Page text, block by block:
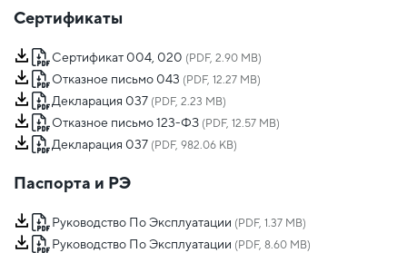
Сертификаты
Сертификат 004, 020 (PDF, 2.90 MB)
Отказное письмо 043 (PDF, 12.27 MB)
Декларация 037 (PDF, 2.23 MB)
Отказное письмо 123-ФЗ (PDF, 12.57 MB)
Декларация 037 (PDF, 982.06 KB)
Паспорта и РЭ
Руководство По Эксплуатации (PDF, 1.37 MB)
Руководство По Эксплуатации (PDF, 8.60 MB)